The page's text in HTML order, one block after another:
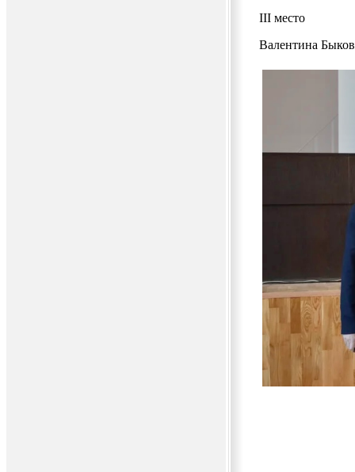
III место
Валентина